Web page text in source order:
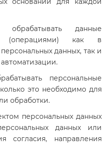
данные
(операциями) как в
данных, так и
персональные
это необходимо для
обработки.
персональных данных
данных или
согласия, направления